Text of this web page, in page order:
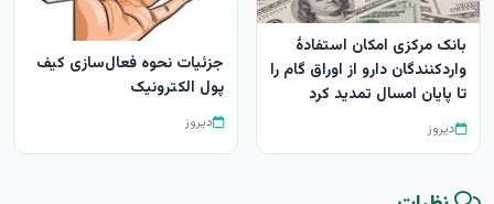
بانک مرکزی امکان استفادۀ
واردکنندگان دارو از اوراق گام را
تا پایان امسال تمدید کرد
دیروز
جزئیات نحوه فعال‌سازی کیف
پول الکترونیک
دیروز